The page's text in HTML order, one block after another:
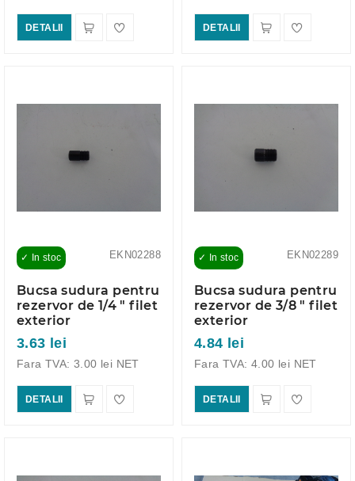
DETALII DETALII
EKN02288
✓ In stoc
Bucsa sudura pentru
rezervor de 1/4 " filet
exterior
3.63 lei
Fara TVA: 3.00 lei NET
DETALII
EKN02289
✓ In stoc
Bucsa sudura pentru
rezervor de 3/8 " filet
exterior
4.84 lei
Fara TVA: 4.00 lei NET
DETALII